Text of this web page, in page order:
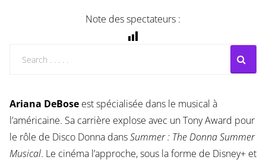
Note des spectateurs :
Ariana DeBoseest spécialisée dans le musical à
l’américaine. Sa carrière explose avec un Tony Award pour
le rôle de Disco Donna dansSummer : The Donna Summer
Musical. Le cinéma l’approche, sous la forme de Disney+ et